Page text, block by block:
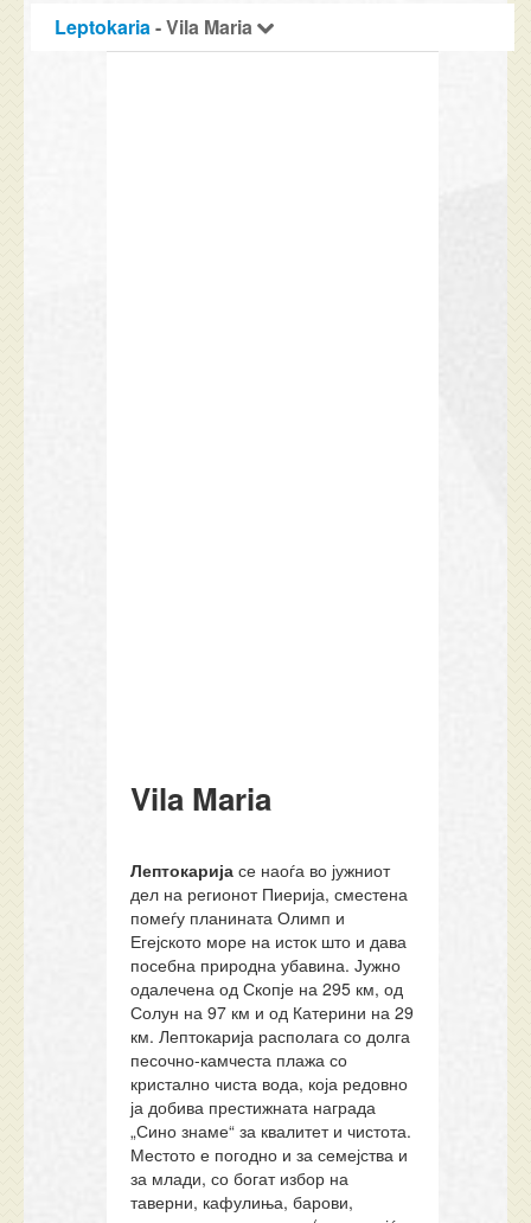
Leptokaria- Vila Maria
Vila Maria
Лептокаријасе наоѓа во јужниот
дел на регионот Пиерија, сместена
помеѓу планината Олимп и
Егејското море на исток што и дава
посебна природна убавина. Јужно
одалечена од Скопје на 295 км, од
Солун на 97 км и од Катерини на 29
км. Лептокарија располага со долга
песочно-камчеста плажа со
кристално чиста вода, која редовно
ја добива престижната награда
„Сино знаме“ за квалитет и чистота.
Местото е погодно и за семејства и
за млади, со богат избор на
таверни, кафулиња, барови,